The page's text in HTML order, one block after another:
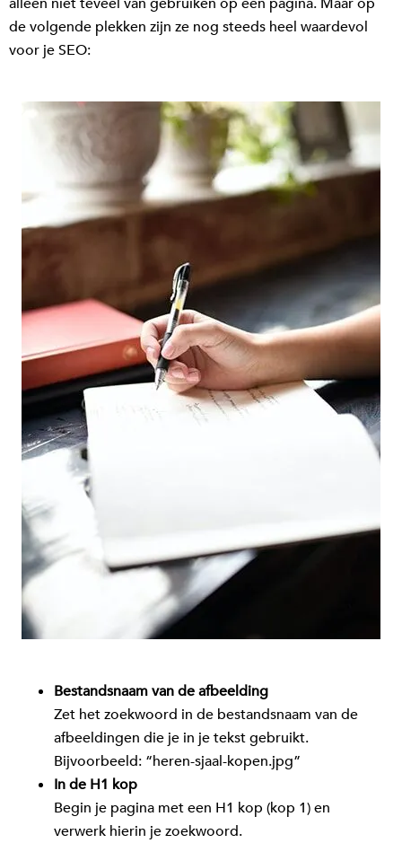
de volgende plekken zijn ze nog steeds heel waardevol
voor je SEO:
Bestandsnaam van de afbeelding
Zet het zoekwoord in de bestandsnaam van de
afbeeldingen die je in je tekst gebruikt.
Bijvoorbeeld: “heren-sjaal-kopen.jpg”
In de H1 kop
Begin je pagina met een H1 kop (kop 1) en
verwerk hierin je zoekwoord.